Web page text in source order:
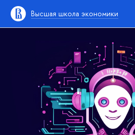
Высшая школа экономики